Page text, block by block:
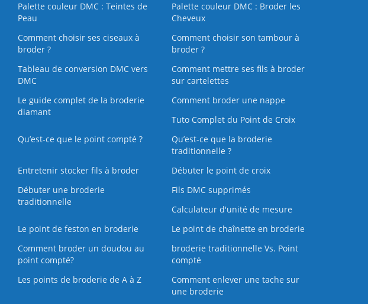
Palette couleur DMC : Teintes de
Peau
Palette couleur DMC : Broder les
Cheveux
Comment choisir ses ciseaux à
broder ?
Comment choisir son tambour à
broder ?
Tableau de conversion DMC vers
DMC
Comment mettre ses fils à broder
sur cartelettes
Le guide complet de la broderie
diamant
Comment broder une nappe
Tuto Complet du Point de Croix
Qu’est-ce que le point compté ?
Qu’est-ce que la broderie
traditionnelle ?
Entretenir stocker fils à broder
Débuter le point de croix
Débuter une broderie
traditionnelle
Fils DMC supprimés
Calculateur d'unité de mesure
Le point de feston en broderie
Le point de chaînette en broderie
Comment broder un doudou au
point compté?
broderie traditionnelle Vs. Point
compté
Les points de broderie de A à Z
Comment enlever une tache sur
une broderie